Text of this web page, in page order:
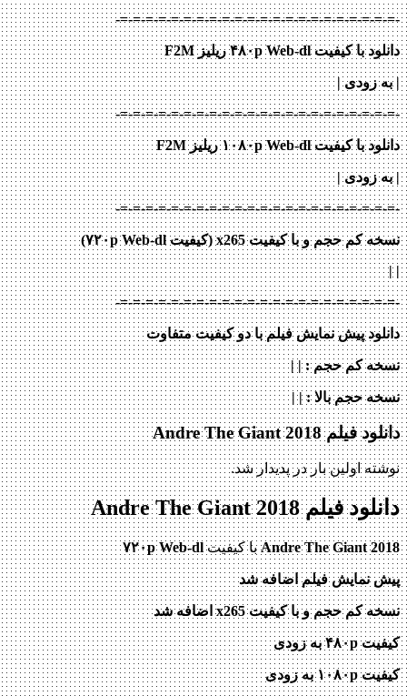
-=-=-=-=-=-=-=-=-=-=-=-=-=-=-=-=-=-=-=-=-=-=-
دانلود با کیفیت ۴۸۰p Web-dl ریلیز F2M
|به زودی |
-=-=-=-=-=-=-=-=-=-=-=-=-=-=-=-=-=-=-=-=-=-=-
دانلود با کیفیت ۱۰۸۰p Web-dl ریلیز F2M
| به زودی |
-=-=-=-=-=-=-=-=-=-=-=-=-=-=-=-=-=-=-=-=-=-=-
نسخه کم حجم و با کیفیت x265 (کیفیت ۷۲۰p Web-dl)
| |
-=-=-=-=-=-=-=-=-=-=-=-=-=-=-=-=-=-=-=-=-=-=-
دانلود پیش نمایش فیلم با دو کیفیت متفاوت
نسخه کم حجم: | |
نسخه حجم بالا: | |
دانلود فیلم Andre The Giant 2018
نوشته اولین بار در پدیدار شد.
دانلود فیلم Andre The Giant 2018
Andre The Giant 2018 با کیفیت۷۲۰p Web-dl
پیش نمایش فیلم اضافه شد
نسخه کم حجم و با کیفیت x265 اضافه شد
کیفیت ۴۸۰p به زودی
کیفیت ۱۰۸۰p به زودی